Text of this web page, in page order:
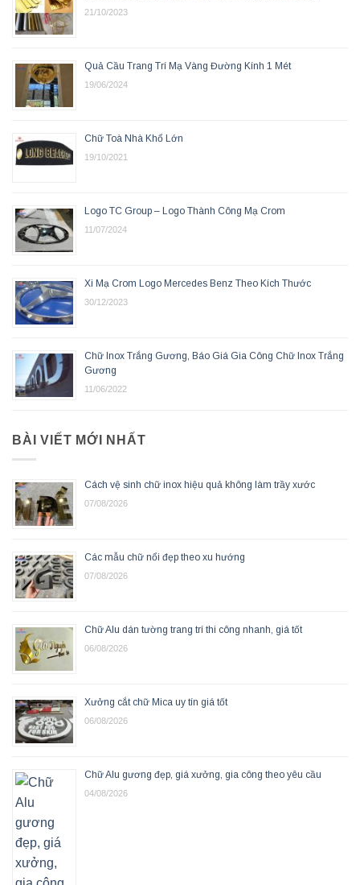
21/10/2023
Quả Cầu Trang Trí Mạ Vàng Đường Kính 1 Mét
19/06/2024
Chữ Toà Nhà Khổ Lớn
19/10/2021
Logo TC Group – Logo Thành Công Mạ Crom
11/07/2024
Xi Mạ Crom Logo Mercedes Benz Theo Kích Thước
30/12/2023
Chữ Inox Trắng Gương, Báo Giá Gia Công Chữ Inox Trắng
Gương
11/06/2022
BÀI VIẾT MỚI NHẤT
Cách vệ sinh chữ inox hiệu quả không làm trầy xước
07/08/2026
Các mẫu chữ nổi đẹp theo xu hướng
07/08/2026
Chữ Alu dán tường trang trí thi công nhanh, giá tốt
06/08/2026
Xưởng cắt chữ Mica uy tín giá tốt
06/08/2026
Chữ Alu gương đẹp, giá xưởng, gia công theo yêu cầu
04/08/2026